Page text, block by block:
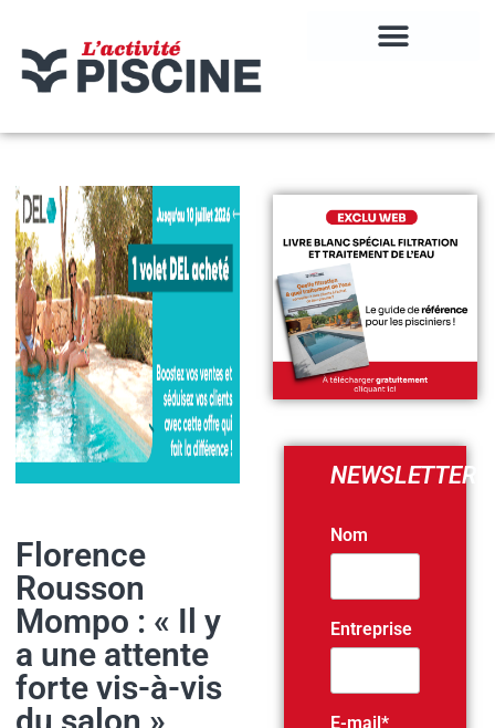
Florence
Rousson
Mompo : « Il y
a une attente
forte vis-à-vis
NEWSLETTER
Nom
Entreprise
E-mail*